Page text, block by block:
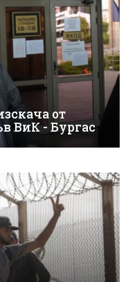
от
ВиК - Бургас